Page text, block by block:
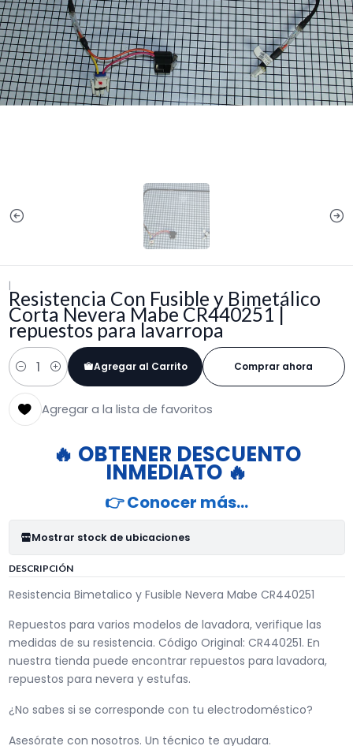
|
Resistencia Con Fusible y Bimetálico
Corta Nevera Mabe CR440251 |
repuestos para lavarropa
Cantidad
Agregar al Carrito Comprar ahora
Agregar a la lista de favoritos
🔥 OBTENER DESCUENTO
INMEDIATO 🔥
👉 Conocer más…
Mostrar stock de ubicaciones
DESCRIPCIÓN
Resistencia Bimetalico y Fusible Nevera Mabe CR440251
Repuestos para varios modelos de lavadora, verifique las
medidas de su resistencia. Código Original: CR440251. En
nuestra tienda puede encontrar repuestos para lavadora,
repuestos para nevera y estufas.
¿No sabes si se corresponde con tu electrodoméstico?
Asesórate con nosotros. Un técnico te ayudara.